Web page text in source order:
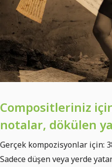
Compositleriniz
notalar, dökülen
Gerçek kompozisyonlar için:
Sadece düşen veya yerde